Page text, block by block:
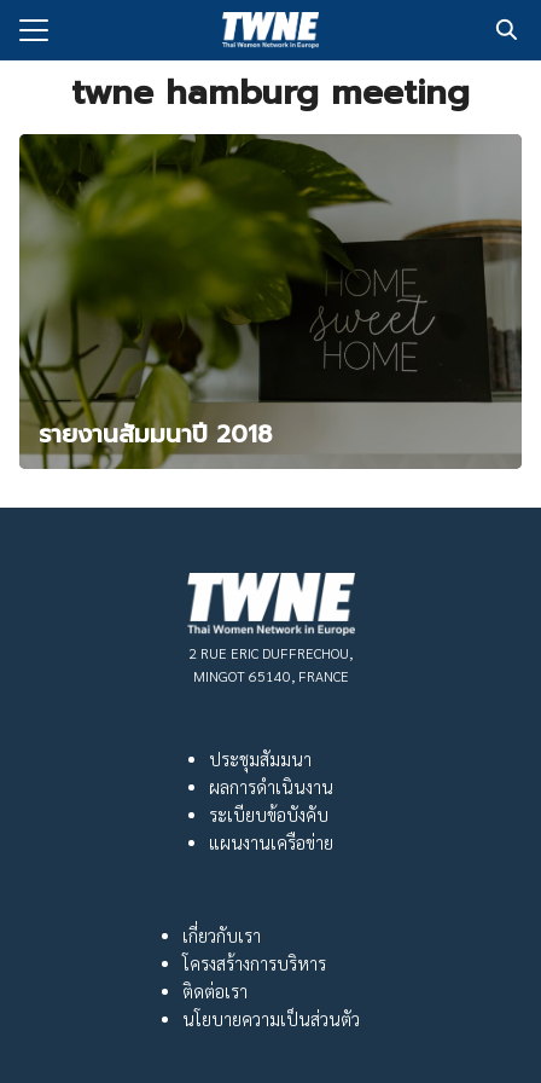
Skip
เรา
มพ์
รา
twne hamburg meeting
รายงานสัมมนาปี 2018
2 RUE ERIC DUFFRECHOU,
MINGOT 65140, FRANCE
ประชุมสัมมนา
ผลการดำเนินงาน
ระเบียบข้อบังคับ
แผนงานเครือข่าย
เกี่ยวกับเรา
โครงสร้างการบริหาร
ติดต่อเรา
นโยบายความเป็นส่วนตัว